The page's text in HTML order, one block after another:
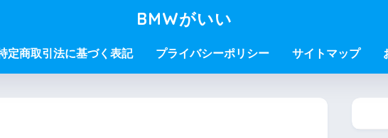
BMWがいい
定商取引法に基づく表記 プライバシーポリシー サイトマップ